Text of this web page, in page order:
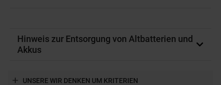
Hinweis zur Entsorgung von Altbatterien und
Akkus
UNSERE WIR DENKEN UM KRITERIEN